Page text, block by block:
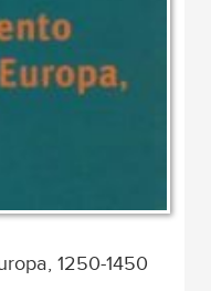
1250-1450